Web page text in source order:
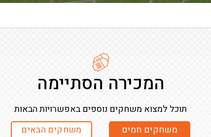
המכירה הסתיימה
תוכל למצוא משחקים נוספים באפשרויות הבאות
משחקים חמים
משחקים הבאים